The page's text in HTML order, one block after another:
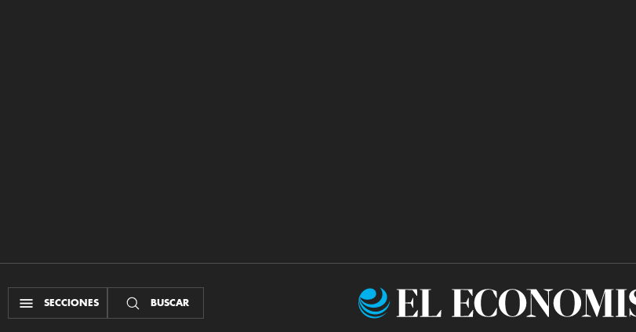
SECCIONES BUSCAR
El